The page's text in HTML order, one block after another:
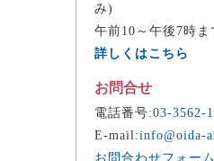
み)
午前10～午後7時ま
詳しくはこちら
お問合せ
電話番号:03-3562-
E-mail:info@oida-
お問合わせフォーム